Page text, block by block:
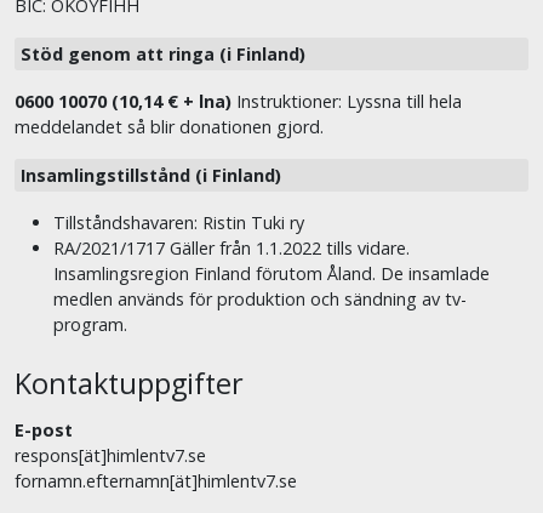
BIC: OKOYFIHH
Stöd genom att ringa (i Finland)
0600 10070 (10,14 € + lna) Instruktioner: Lyssna till hela
meddelandet så blir donationen gjord.
Insamlingstillstånd (i Finland)
Tillståndshavaren: Ristin Tuki ry
RA/2021/1717 Gäller från 1.1.2022 tills vidare.
Insamlingsregion Finland förutom Åland. De insamlade
medlen används för produktion och sändning av tv-
program.
Kontaktuppgifter
E-post
respons[ät]himlentv7.se
fornamn.efternamn[ät]himlentv7.se